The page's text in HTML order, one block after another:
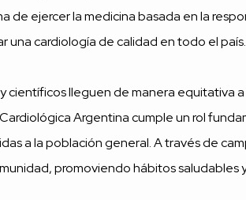
de ejercer la medicina basada en la
una cardiología de calidad en todo el país.
lleguen de manera equitativa
Argentina cumple un rol
a la población general. A través de
promoviendo hábitos